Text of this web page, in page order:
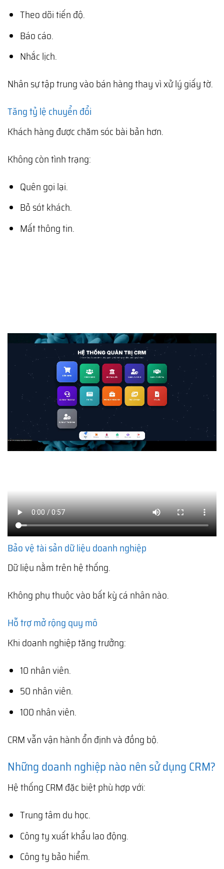
Theo dõi tiến độ.
Báo cáo.
Nhắc lịch.
Nhân sự tập trung vào bán hàng thay vì xử lý giấy tờ.
Tăng tỷ lệ chuyển đổi
Khách hàng được chăm sóc bài bản hơn.
Không còn tình trạng:
Quên gọi lại.
Bỏ sót khách.
Mất thông tin.
Bảo vệ tài sản dữ liệu doanh nghiệp
Dữ liệu nằm trên hệ thống.
Không phụ thuộc vào bất kỳ cá nhân nào.
Hỗ trợ mở rộng quy mô
Khi doanh nghiệp tăng trưởng:
10 nhân viên.
50 nhân viên.
100 nhân viên.
CRM vẫn vận hành ổn định và đồng bộ.
Những doanh nghiệp nào nên sử dụng CRM?
Hệ thống CRM đặc biệt phù hợp với:
Trung tâm du học.
Công ty xuất khẩu lao động.
Công ty bảo hiểm.